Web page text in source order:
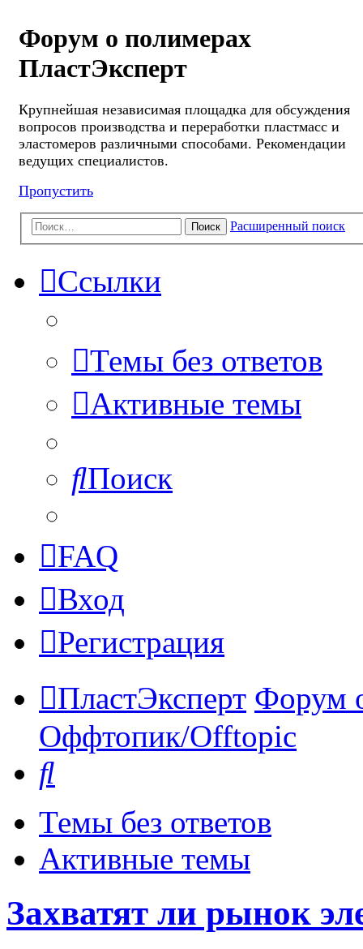
Форум о полимерах
ПластЭксперт
Крупнейшая независимая площадка для обсуждения
вопросов производства и переработки пластмасс и
эластомеров различными способами. Рекомендации
ведущих специалистов.
Пропустить
Поиск Расширенный поиск
Ссылки
Темы без ответов
Активные темы
Поиск
FAQ
Вход
Регистрация
ПластЭксперт Форум
Оффтопик/Offtopic
Темы без ответов
Активные темы
Захватят ли рынок